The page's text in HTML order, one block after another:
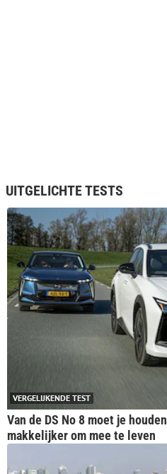
UITGELICHTE TESTS
VERGELIJKENDE TEST
Van de DS No 8 moet je
makkelijker om mee te leven